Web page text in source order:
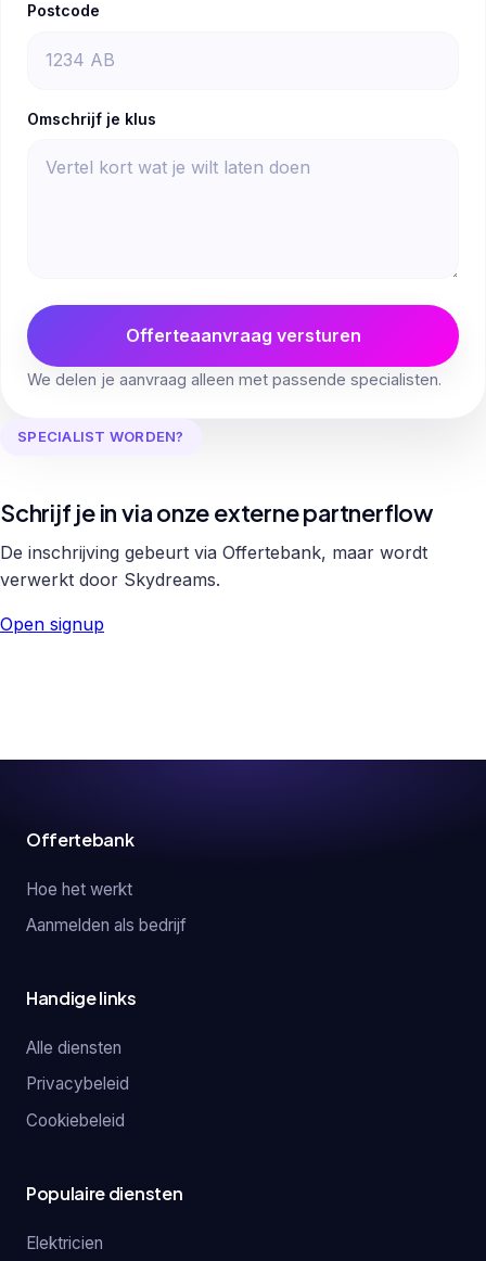
Postcode
Omschrijf je klus
Offerteaanvraag versturen
We delen je aanvraag alleen met passende specialisten.
SPECIALIST WORDEN?
Schrijf je in via onze externe partnerflow
De inschrijving gebeurt via Offertebank, maar wordt
verwerkt door Skydreams.
Open signup
Offertebank
Hoe het werkt
Aanmelden als bedrijf
Handige links
Alle diensten
Privacybeleid
Cookiebeleid
Populaire diensten
Elektricien